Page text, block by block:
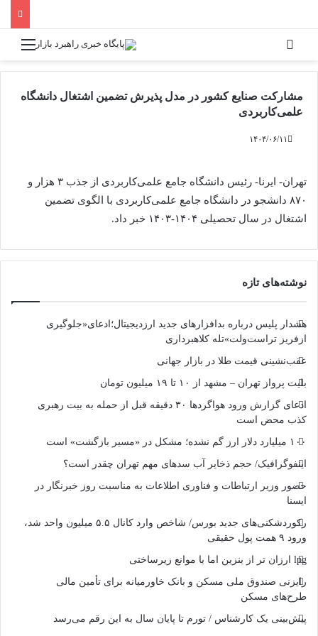
مشارکت صنایع کشور در مدل پذیرش تضمین اشتغال دانشگاه
علمی‌کاربردی
۱۴۰۴/۰۶/۱۱
تهران- ایرنا- رئیس دانشگاه جامع علمی‌کاربردی از جذب ۳ هزار و
۸۷۰ دانشجو در دانشگاه جامع علمی‌کاربردی با الگوی تضمین
اشتغال در سال تحصیلی ۱۴۰۴-۱۴۰۳ خبر داد.
نوشته‌های تازه
هشدار پلیس درباره بدافزارهای جدید ارزدیجیتال؛ادعای«جلوگیری
ازفریز تراست‌ولت»تله کلاهبرداری
عقب‌نشینی قیمت طلا در بازار جهانی
بلیت پرواز تهران – مشهد از ۱۰ تا ۱۹ میلیون تومان
ادعای گزارش ورود هواگردها ٣٠ دقیقه قبل از حمله به بیت رهبری
کذب محض است
۱۰۰ میلیارد دلار ارز گم نشده؛ مشکل در «مسیر بازگشت» است
اینفوگرافیک/ حجم ذخایر آب سدهای مهم تهران چقدر است؟
حضور وزیر ارتباطات و فناوری اطلاعات به مناسبت روز خبرنگار در
ایسنا
رکوردشکنی‌های جدید بورس/ شاخص وارد کانال ۵.۵ میلیون واحد شد،
ورود ۹ همت پول حقیقی
lpg ارزان تر از بنزین اما با موانع زیرساختی
رایزنی صندوق ملی مسکن و بانک خاورمیانه برای تأمین مالی
طرح‌های مسکن
پیش‌بینی یک کارشناس / تورم تا پایان سال به این رقم می‌رسد